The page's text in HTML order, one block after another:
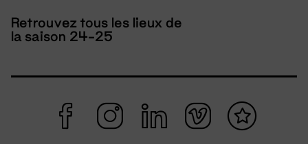
Retrouvez tous les lieux de
la saison 24-25